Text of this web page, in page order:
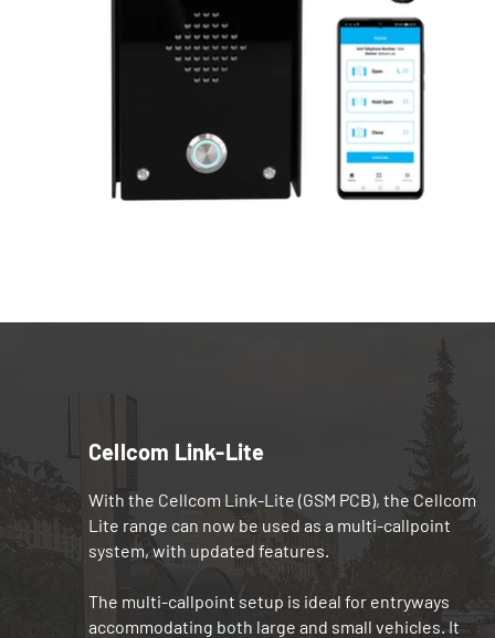
Cellcom Link-Lite
With the Cellcom Link-Lite (GSM PCB), the Cellcom
Lite range can now be used as a multi-callpoint
system, with updated features.
The multi-callpoint setup is ideal for entryways
accommodating both large and small vehicles. It